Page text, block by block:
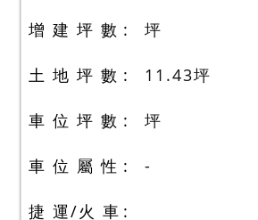
增 建 坪 數 坪
土 地 坪 數 11.43坪
車 位 坪 數 坪
車 位 屬 性 -
捷 運/火 車